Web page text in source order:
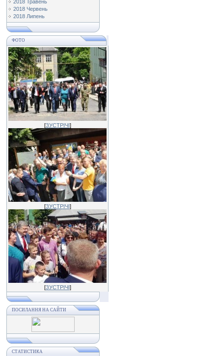
2018 Травень
2018 Червень
2018 Липень
ФОТО
[ЗУСТРІЧІ]
[ЗУСТРІЧІ]
[ЗУСТРІЧІ]
ПОСИЛАННЯ НА САЙТИ
СТАТИСТИКА